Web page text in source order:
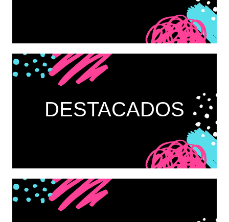
DESTACADOS